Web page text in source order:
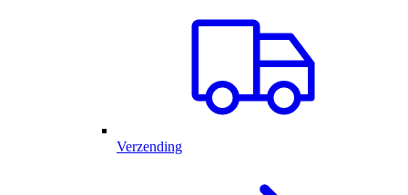
Verzending